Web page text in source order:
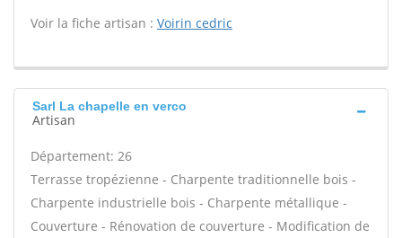
Voir la fiche artisan : Voirin cedric
Sarl La chapelle en verco
Artisan
Département: 26
Terrasse tropézienne - Charpente traditionnelle bois -
Charpente industrielle bois - Charpente métallique -
Couverture - Rénovation de couverture - Modification de